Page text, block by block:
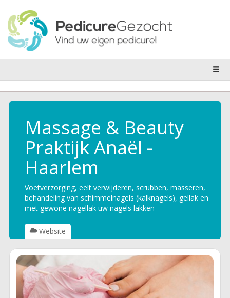
Massage & Beauty
Praktijk Anaël -
Haarlem
Voetverzorging, eelt verwijderen, scrubben, masseren,
behandeling van schimmelnagels (kalknagels), gellak en
met gewone nagellak uw nagels lakken
Website